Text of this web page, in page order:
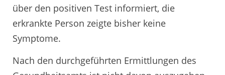
über den positiven Test informiert, die
erkrankte Person zeigte bisher keine
Symptome.
Nach den durchgeführten Ermittlungen des